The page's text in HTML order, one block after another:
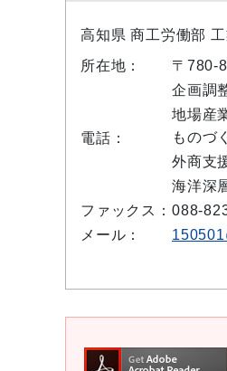
高知県 商工労働部
所在地：
〒780-
電話：
企画調
地場産
ものづ
外商支
海洋深
ファックス： 088-
メール：